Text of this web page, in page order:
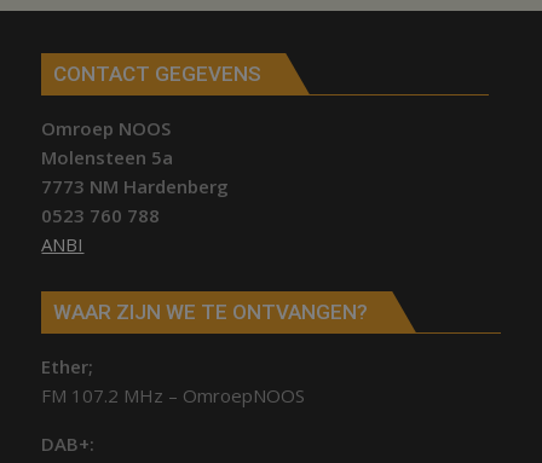
CONTACT GEGEVENS
Omroep NOOS
Molensteen 5a
7773 NM Hardenberg
0523 760 788
ANBI
WAAR ZIJN WE TE ONTVANGEN?
Ether;
FM 107.2 MHz – OmroepNOOS
DAB+: